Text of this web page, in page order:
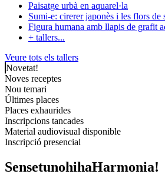
Paisatge urbà en aquarel·la
Sumi-e: cirerer japonès i les flors de
Figura humana amb llapis de grafit
+ tallers...
Veure tots els tallers
Novetat!
Noves receptes
Nou temari
Últimes places
Places exhaurides
Inscripcions tancades
Material audiovisual disponible
Inscripció presencial
SensetunohihaHarmonia!